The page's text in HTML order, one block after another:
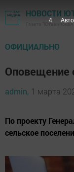
НОВОСТИ
Газета
ОФИЦИАЛЬНО
Оповещение
admin, 1 марта
По проекту
сельское
3